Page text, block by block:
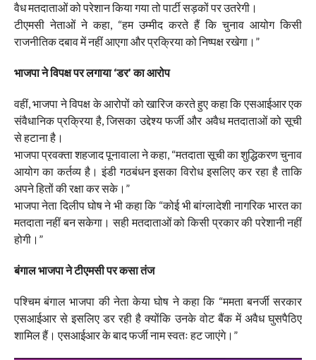
वैध मतदाताओं को परेशान किया गया तो पार्टी सड़कों पर उतरेगी।
टीएमसी नेताओं ने कहा, “हम उम्मीद करते हैं कि चुनाव आयोग किसी
राजनीतिक दबाव में नहीं आएगा और प्रक्रिया को निष्पक्ष रखेगा।”
भाजपा ने विपक्ष पर लगाया ‘डर’ का आरोप
वहीं, भाजपा ने विपक्ष के आरोपों को खारिज करते हुए कहा कि एसआईआर एक
संवैधानिक प्रक्रिया है, जिसका उद्देश्य फर्जी और अवैध मतदाताओं को सूची
से हटाना है।
भाजपा प्रवक्ता शहजाद पूनावाला ने कहा, “मतदाता सूची का शुद्धिकरण चुनाव
आयोग का कर्तव्य है। इंडी गठबंधन इसका विरोध इसलिए कर रहा है ताकि
अपने हितों की रक्षा कर सके।”
भाजपा नेता दिलीप घोष ने भी कहा कि “कोई भी बांग्लादेशी नागरिक भारत का
मतदाता नहीं बन सकेगा। सही मतदाताओं को किसी प्रकार की परेशानी नहीं
होगी।”
बंगाल भाजपा ने टीएमसी पर कसा तंज
पश्चिम बंगाल भाजपा की नेता केया घोष ने कहा कि “ममता बनर्जी सरकार
एसआईआर से इसलिए डर रही है क्योंकि उनके वोट बैंक में अवैध घुसपैठिए
शामिल हैं। एसआईआर के बाद फर्जी नाम स्वतः हट जाएंगे।”